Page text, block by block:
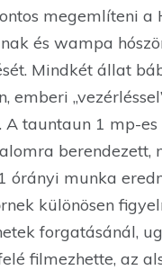
megemlíteni a
és wampa
Mindkét állat
emberi
A tauntaun 1 mp-
berendezett,
órányi munka
különösen
forgatásánál,
filmezhette, az